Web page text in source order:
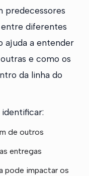
predecessores
diferentes
ajuda a entender
e como os
da linha do
identificar:
de outros
entregas
pode impactar os